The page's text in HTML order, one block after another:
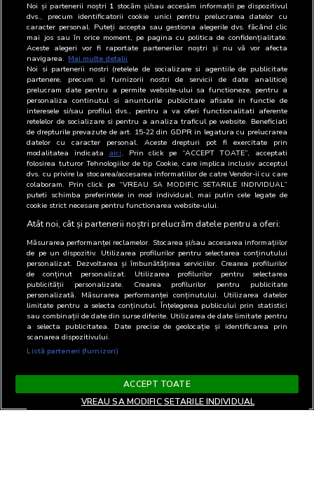
Gosen
, Chief Commercial Officer CXENSE și Alex Chapko, GM & VP
Sales Piano, participanții vor avea ocazia să afle beneficiile utilizării
unui DMP în publicitatea online, precum și soluțiile CXENSE și Piano
dedicate industriei digitale.
Evenimentul va avea loc în sala de teatru Apollo 111 (str. Ion Brezoianu
23-25, corp B, București).
BRATeste organizația industriei de media din Româniacare măsoară
audiența presei scrise și a mediului online, auditează tirajele (presa
scrisă) și monitorizează investițiile în publicitate (presa scrisă, online,
radio și outdoor).
Noi și partenerii noștri 1 stocăm și/sau accesăm informații pe dispozitivul
dvs., precum identificatorii cookie unici pentru prelucrarea datelor cu
caracter personal. Puteți accepta sau gestiona alegerile dvs. făcând clic
mai jos sau în orice moment, pe pagina cu politica de confidențialitate.
Aceste alegeri vor fi raportate partenerilor noștri și nu vă vor afecta
navigarea. Mai multe detalii
Noi si partenerii nostri (retelele de socializare si agentiile de publicitate
partenere, precum si furnizorii nostri de servicii de date analitice)
prelucram date pentru a permite website-ului sa functioneze, pentru a
personaliza continutul si anunturile publicitare afisate in functie de
interesele si/sau profilul dvs., pentru a va oferi functionalitati aferente
retelelor de socializare si pentru a analiza traficul pe website. Beneficiati
de drepturile prevazute de art. 15-22 din GDPR in legatura cu prelucrarea
datelor cu caracter personal. Aceste drepturi pot fi exercitate prin
modalitatea indicata aici. Prin click pe “ACCEPT TOATE”, acceptati
folosirea tuturor Tehnologiilor de tip Cookie, care implica inclusiv acceptul
dvs. cu privire la stocarea/accesarea informatiilor de catre Vendor-ii cu care
colaboram. Prin click pe “VREAU SA MODIFIC SETARILE INDIVIDUAL”
puteti schimba preferintele in mod individual, mai putin cele legate de
cookie strict necesare pentru functionarea website-ului.
Atât noi, cât și partenerii noștri prelucrăm datele pentru a oferi:
Măsurarea performanței reclamelor. Stocarea și/sau accesarea informațiilor
de pe un dispozitiv. Utilizarea profilurilor pentru selectarea conținutului
personalizat. Dezvoltarea și îmbunătățirea serviciilor. Crearea profilurilor
de conținut personalizat. Utilizarea profilurilor pentru selectarea
publicității personalizate. Crearea profilurilor pentru publicitate
personalizată. Măsurarea performanței conținutului. Utilizarea datelor
limitate pentru a selecta conținutul. Înțelegerea publicului prin statistici
sau combinații de date din surse diferite. Utilizarea de date limitate pentru
a selecta publicitatea. Date precise de geolocație și identificarea prin
scanarea dispozitivului.
Listă parteneri (furnizori)
ACCEPT TOATE
VREAU SA MODIFIC SETARILE INDIVIDUAL